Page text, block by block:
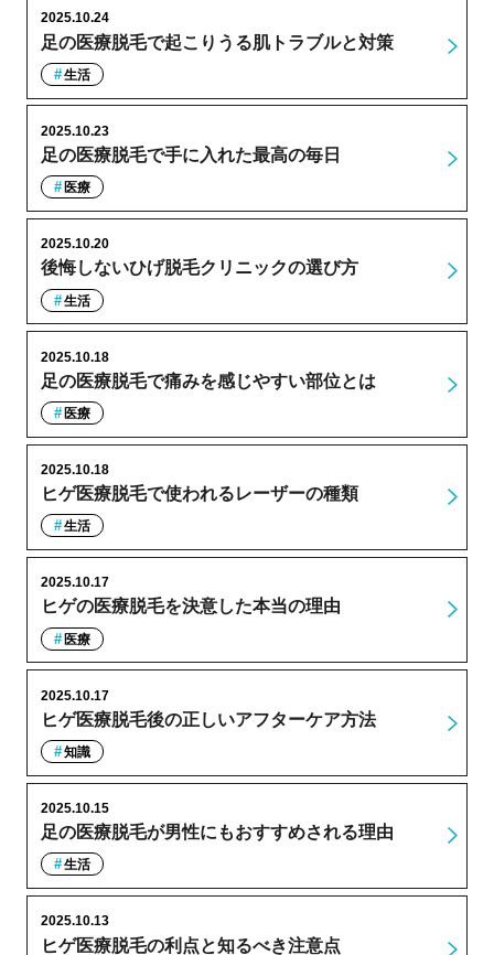
足の医療脱毛で起こりうる肌トラブルと対策
2025.10.24
生活
足の医療脱毛で手に入れた最高の毎日
2025.10.23
医療
後悔しないひげ脱毛クリニックの選び方
2025.10.20
生活
足の医療脱毛で痛みを感じやすい部位とは
2025.10.18
医療
ヒゲ医療脱毛で使われるレーザーの種類
2025.10.18
生活
ヒゲの医療脱毛を決意した本当の理由
2025.10.17
医療
ヒゲ医療脱毛後の正しいアフターケア方法
2025.10.17
知識
足の医療脱毛が男性にもおすすめされる理由
2025.10.15
生活
ヒゲ医療脱毛の利点と知るべき注意点
2025.10.13